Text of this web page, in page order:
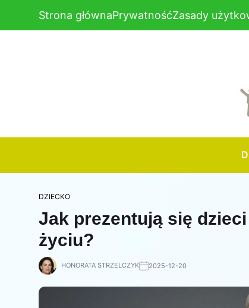
Strona głównaPrywatnośćZasady
DZIECKO
Jak prezentują się
życiu?
HONORATA STRZELCZYK 2025-12-20